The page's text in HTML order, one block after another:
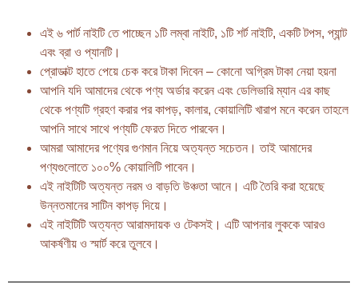
এই ৬ পার্ট নাইটি তে পাচ্ছেন ১টি লম্বা নাইটি, ১টি শর্ট নাইটি, একটি টপস, প্যান্ট
এবং ব্রা ও প্যানটি।
প্রোডাক্ট হাতে পেয়ে চেক করে টাকা দিবেন – কোনো অগ্রিম টাকা নেয়া হয়না
আপনি যদি আমাদের থেকে পণ্য অর্ডার করেন এবং ডেলিভারি ম্যান এর কাছ
থেকে পণ্যটি গ্রহণ করার পর কাপড়, কালার, কোয়ালিটি খারাপ মনে করেন তাহলে
আপনি সাথে সাথে পণ্যটি ফেরত দিতে পারবেন।
আমরা আমাদের পণ্যের গুণমান নিয়ে অত্যন্ত সচেতন। তাই আমাদের
পণ্যগুলোতে ১০০% কোয়ালিটি পাবেন।
এই নাইটিটি অত্যন্ত নরম ও বাড়তি উঞ্চতা আনে। এটি তৈরি করা হয়েছে
উন্নতমানের সাটিন কাপড় দিয়ে।
এই নাইটিটি অত্যন্ত আরামদায়ক ও টেকসই। এটি আপনার লুককে আরও
আকর্ষণীয় ও স্মার্ট করে তুলবে।